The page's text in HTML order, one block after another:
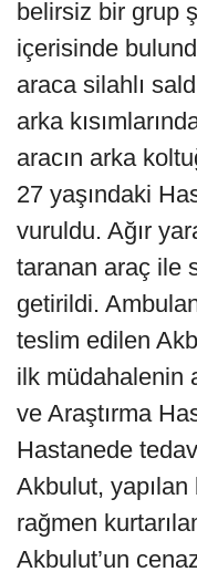
belirsiz bir grup
içerisinde
araca silahlı
arka
aracın arka
27 yaşındaki
vuruldu. Ağır
taranan araç ile
getirildi.
teslim edilen
ilk müdahalenin
ve Araştırma
Hastanede
Akbulut,
rağmen
Akbulut’un